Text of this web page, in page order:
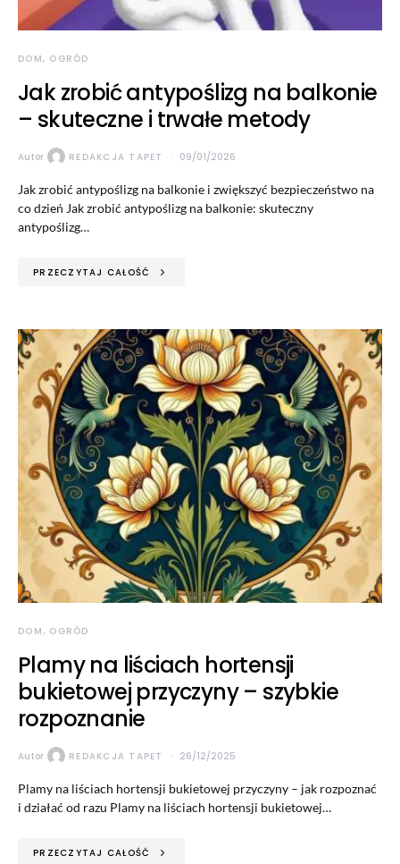
DOM, OGRÓD
Jak zrobić antypoślizg na balkonie
– skuteczne i trwałe metody
Autor REDAKCJA TAPET 09/01/2026
Jak zrobić antypoślizg na balkonie i zwiększyć bezpieczeństwo na
co dzień Jak zrobić antypoślizg na balkonie: skuteczny
antypoślizg…
PRZECZYTAJ CAŁOŚĆ
DOM, OGRÓD
Plamy na liściach hortensji
bukietowej przyczyny – szybkie
rozpoznanie
Autor REDAKCJA TAPET 26/12/2025
Plamy na liściach hortensji bukietowej przyczyny – jak rozpoznać
i działać od razu Plamy na liściach hortensji bukietowej…
PRZECZYTAJ CAŁOŚĆ